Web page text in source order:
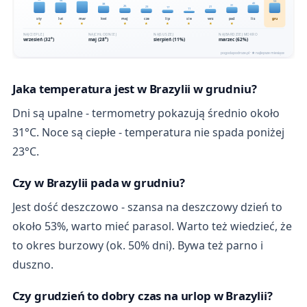
Jaka temperatura jest w Brazylii w grudniu?
Dni są upalne - termometry pokazują średnio około
31°C. Noce są ciepłe - temperatura nie spada poniżej
23°C.
Czy w Brazylii pada w grudniu?
Jest dość deszczowo - szansa na deszczowy dzień to
około 53%, warto mieć parasol. Warto też wiedzieć, że
to okres burzowy (ok. 50% dni). Bywa też parno i
duszno.
Czy grudzień to dobry czas na urlop w Brazylii?